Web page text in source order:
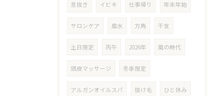
息抜き イビキ 仕事帰り 年末年始
サロンケア 風水 方角 干支
土日限定 丙午 2026年 風の時代
頭皮マッサージ 冬季限定
アルガンオイルスパ 抜け毛 ひと休み